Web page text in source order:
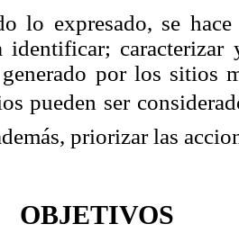
lo expresado, se
identificar;
por los sitios
pueden ser
priorizar las